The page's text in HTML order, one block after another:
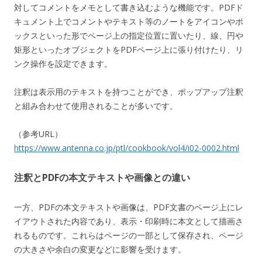
対してコメントをメモとして書き込むような機能です。PDFド
キュメント上でコメントやテキスト等のノートをアイコンやボ
ックスといった形でページ上の指定位置に置いたり、線、円や
矩形といったオブジェクトをPDFページ上に張り付けたり、リ
ンク操作を設定できます。
注釈は表示用のテキストを持つことができ、ポップアップ注釈
と組み合わせて使用されることが多いです。
（参考URL）
https://www.antenna.co.jp/ptl/cookbook/vol4/i02-0002.html
注釈とPDFの本文テキストや画像との違い
一方、PDFの本文テキストや画像は、PDF文書のページ上にレ
イアウトされた内容であり、表示・印刷時に本文として描画さ
れるものです。これらはページの一部として保存され、ページ
の大きさや余白の変更などに影響を受けます。